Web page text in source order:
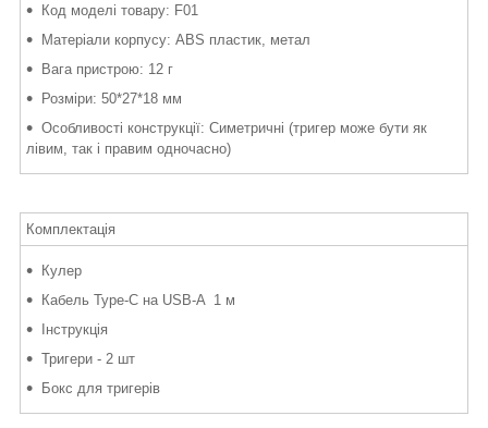
Код моделі товару: F01
Матеріали корпусу: ABS пластик, метал
Вага пристрою: 12 г
Розміри: 50*27*18 мм
Особливості конструкції: Симетричні (тригер може бути як
лівим, так і правим одночасно)
Комплектація
Кулер
Кабель Type-C на USB-A 1 м
Інструкція
Тригери - 2 шт
Бокс для тригерів